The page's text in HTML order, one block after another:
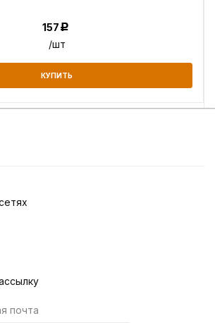
157Р
/шт
КУПИТЬ